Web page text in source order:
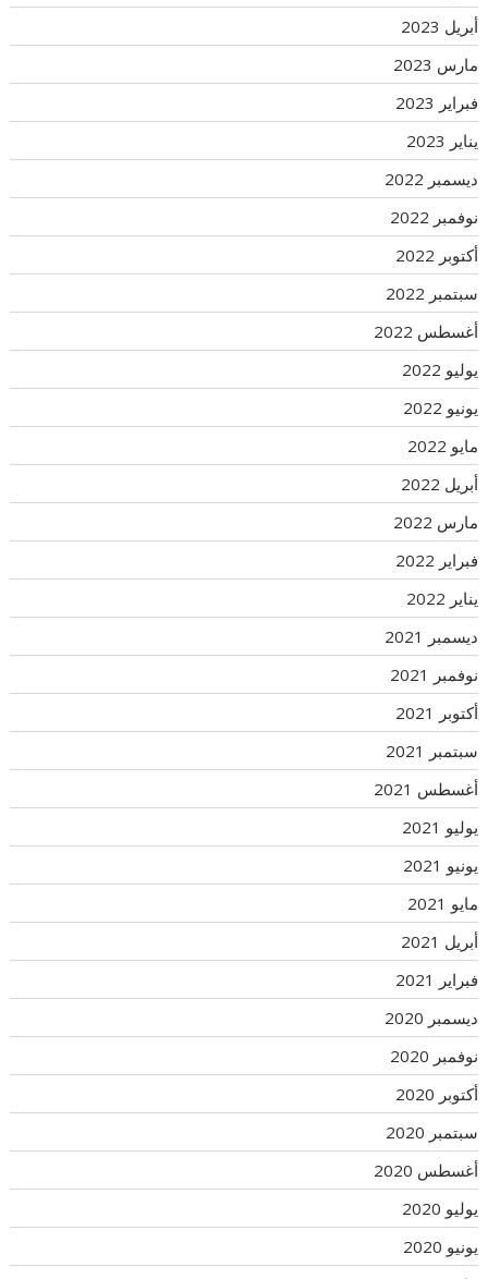
أبريل 2023
مارس 2023
فبراير 2023
يناير 2023
ديسمبر 2022
نوفمبر 2022
أكتوبر 2022
سبتمبر 2022
أغسطس 2022
يوليو 2022
يونيو 2022
مايو 2022
أبريل 2022
مارس 2022
فبراير 2022
يناير 2022
ديسمبر 2021
نوفمبر 2021
أكتوبر 2021
سبتمبر 2021
أغسطس 2021
يوليو 2021
يونيو 2021
مايو 2021
أبريل 2021
فبراير 2021
ديسمبر 2020
نوفمبر 2020
أكتوبر 2020
سبتمبر 2020
أغسطس 2020
يوليو 2020
يونيو 2020